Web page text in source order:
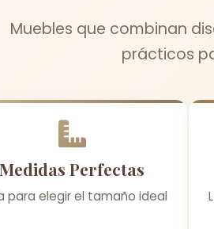
Muebles que combinan
prácticos
Medidas Perfectas
para elegir el tamaño ideal